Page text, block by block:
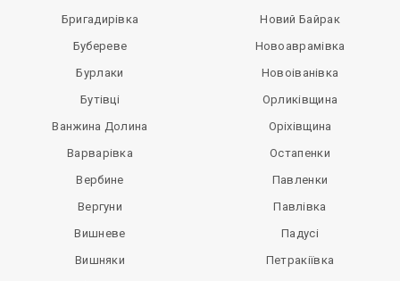
Бригадирівка
Бубереве
Бурлаки
Бутівці
Ванжина Долина
Варварівка
Вербине
Вергуни
Вишневе
Вишняки
Новий Байрак
Новоаврамівка
Новоіванівка
Орликівщина
Оріхівщина
Остапенки
Павленки
Павлівка
Падусі
Петракіївка